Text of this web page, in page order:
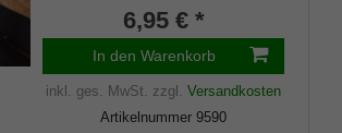
Klettverschluss6,95 € *
In den Warenkorb
inkl. ges. MwSt. zzgl. Versandkosten
Artikelnummer 9590